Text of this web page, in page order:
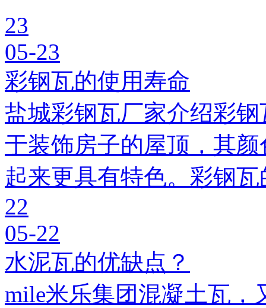
23
05-23
彩钢瓦的使用寿命
盐城彩钢瓦厂家介绍彩
于装饰房子的屋顶，其
起来更具有特色。彩钢
22
05-22
水泥瓦的优缺点？
mile米乐集团混凝土瓦，